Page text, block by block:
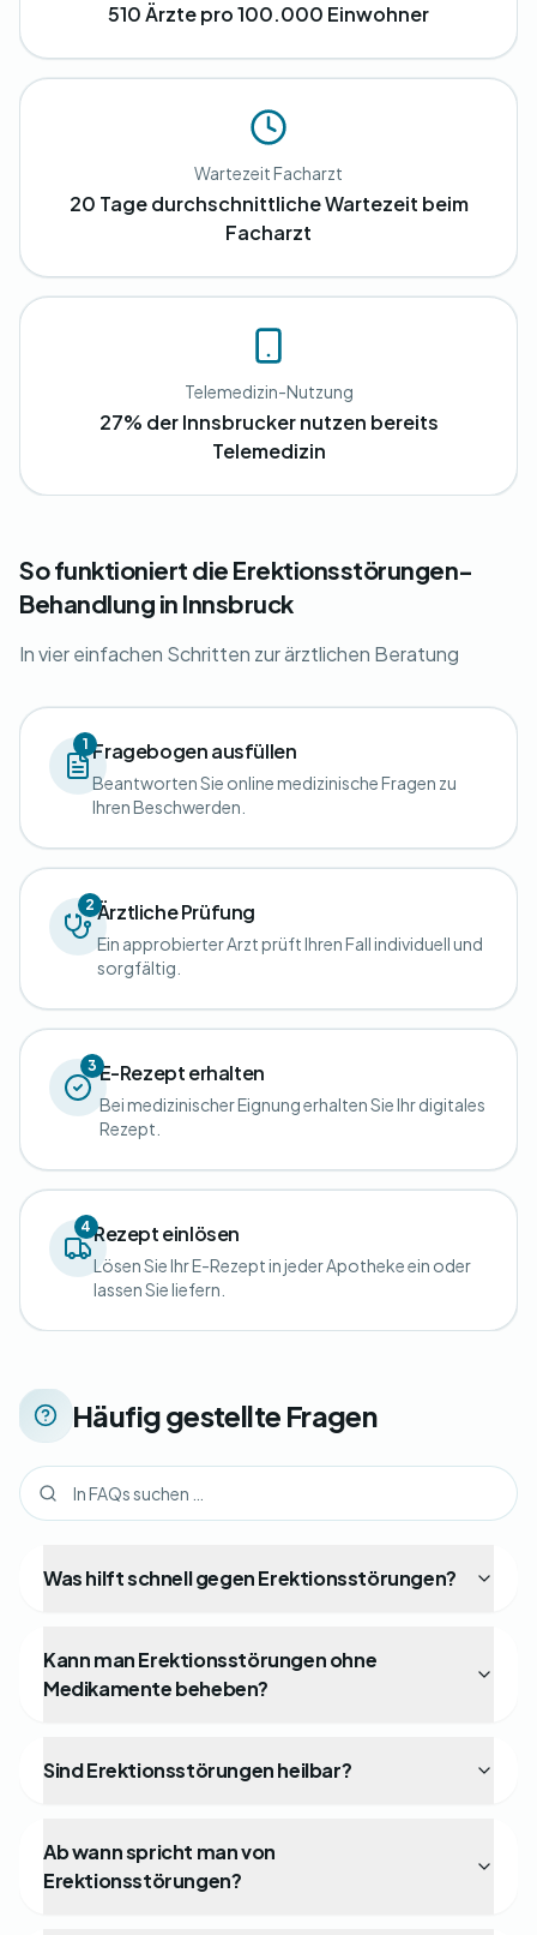
510 Ärzte pro 100.000 Einwohner
Wartezeit Facharzt
20 Tage durchschnittliche Wartezeit beim
Facharzt
Telemedizin-Nutzung
27% der Innsbrucker nutzen bereits
Telemedizin
So funktioniert die Erektionsstörungen-
Behandlung in Innsbruck
In vier einfachen Schritten zur ärztlichen Beratung
1 Fragebogen ausfüllen
Beantworten Sie online medizinische Fragen zu
Ihren Beschwerden.
2Ärztliche Prüfung
Ein approbierter Arzt prüft Ihren Fall individuell und
sorgfältig.
3E-Rezept erhalten
Bei medizinischer Eignung erhalten Sie Ihr digitales
Rezept.
4Rezept einlösen
Lösen Sie Ihr E-Rezept in jeder Apotheke ein oder
lassen Sie liefern.
Häufig gestellte Fragen
Was hilft schnell gegen Erektionsstörungen?
Kann man Erektionsstörungen ohne
Medikamente beheben?
Sind Erektionsstörungen heilbar?
Ab wann spricht man von
Erektionsstörungen?